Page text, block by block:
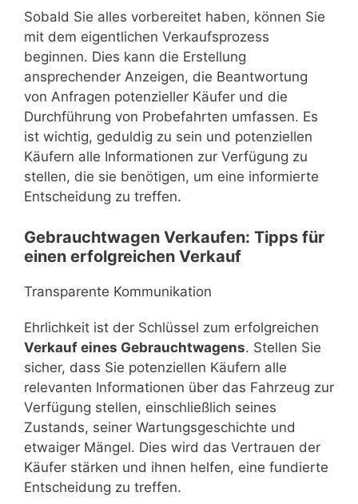
Sobald Sie alles vorbereitet haben, können Sie
mit dem eigentlichen Verkaufsprozess
beginnen. Dies kann die Erstellung
ansprechender Anzeigen, die Beantwortung
von Anfragen potenzieller Käufer und die
Durchführung von Probefahrten umfassen. Es
ist wichtig, geduldig zu sein und potenziellen
Käufern alle Informationen zur Verfügung zu
stellen, die sie benötigen, um eine informierte
Entscheidung zu treffen.
Gebrauchtwagen Verkaufen: Tipps für
einen erfolgreichen Verkauf
Transparente Kommunikation
Ehrlichkeit ist der Schlüssel zum erfolgreichen
Verkauf eines Gebrauchtwagens. Stellen Sie
sicher, dass Sie potenziellen Käufern alle
relevanten Informationen über das Fahrzeug zur
Verfügung stellen, einschließlich seines
Zustands, seiner Wartungsgeschichte und
etwaiger Mängel. Dies wird das Vertrauen der
Käufer stärken und ihnen helfen, eine fundierte
Entscheidung zu treffen.